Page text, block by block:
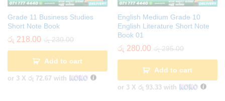
Grade 11 Business Studies
Short Note Book
රු 218.00 රු230.00
Add to cart
or 3 X රු 72.67 with
English Medium Grade 10
English Literature Short Note
Book 01
රු 280.00 රු295.00
Add to cart
or 3 X රු 93.33 with